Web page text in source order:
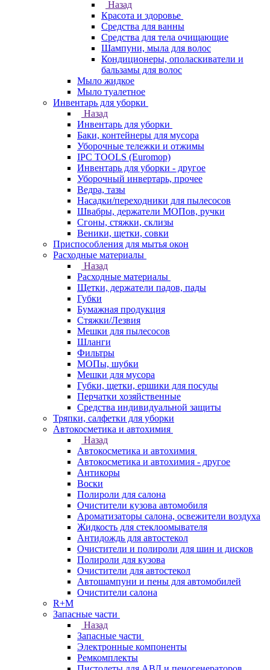
Назад
Красота и здоровье
Средства для ванны
Средства для тела очищающие
Шампуни, мыла для волос
Кондиционеры, ополаскиватели и
бальзамы для волос
Мыло жидкое
Мыло туалетное
Инвентарь для уборки
Назад
Инвентарь для уборки
Баки, контейнеры для мусора
Уборочные тележки и отжимы
IPC TOOLS (Euromop)
Инвентарь для уборки - другое
Уборочный инвертарь, прочее
Ведра, тазы
Насадки/переходники для пылесосов
Швабры, держатели МОПов, ручки
Сгоны, стяжки, склизы
Веники, щетки, совки
Приспособления для мытья окон
Расходные материалы
Назад
Расходные материалы
Щетки, держатели падов, пады
Губки
Бумажная продукция
Стяжки/Лезвия
Мешки для пылесосов
Шланги
Фильтры
МОПы, шубки
Мешки для мусора
Губки, щетки, ершики для посуды
Перчатки хозяйственные
Средства индивидуальной защиты
Тряпки, салфетки для уборки
Автокосметика и автохимия
Назад
Автокосметика и автохимия
Автокосметика и автохимия - другое
Антикоры
Воски
Полироли для салона
Очистители кузова автомобиля
Ароматизаторы салона, освежители воздуха
Жидкость для стеклоомывателя
Антидождь для автостекол
Очистители и полироли для шин и дисков
Полироли для кузова
Очистители для автостекол
Автошампуни и пены для автомобилей
Очистители салона
R+M
Запасные части
Назад
Запасные части
Электронные компоненты
Ремкомплекты